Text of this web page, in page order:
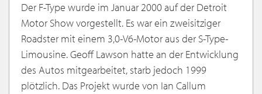
Der F-Type wurde im Januar 2000 auf der Detroit
Motor Show vorgestellt. Es war ein zweisitziger
Roadster mit einem 3,0-V6-Motor aus der S-Type-
Limousine. Geoff Lawson hatte an der Entwicklung
des Autos mitgearbeitet, starb jedoch 1999
plötzlich. Das Projekt wurde von Ian Callum